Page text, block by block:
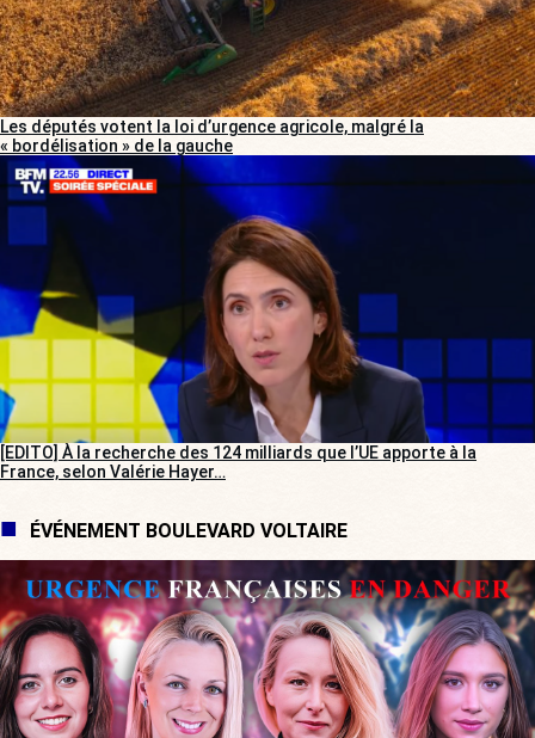
Les députés votent la loi d’urgence agricole, malgré la
« bordélisation » de la gauche
[EDITO] À la recherche des 124 milliards que l’UE apporte à la
France, selon Valérie Hayer…
ÉVÉNEMENT BOULEVARD VOLTAIRE